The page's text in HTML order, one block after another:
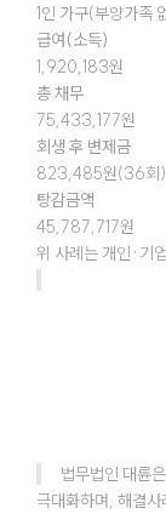
1인 가구(부양가족
급여(소득)
1,920,183원
총 채무
75,433,177원
회생 후 변제금
823,485원(36회)
탕감금액
45,787,717원
위 사례는 개인·기
법무법인 대륜
극대화하며, 해결